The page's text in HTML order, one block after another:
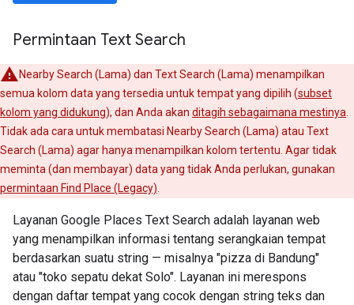
Permintaan Text Search
Nearby Search (Lama) dan Text Search (Lama) menampilkan
semua kolom data yang tersedia untuk tempat yang dipilih (subset
kolom yang didukung), dan Anda akan ditagih sebagaimana mestinya
Tidak ada cara untuk membatasi Nearby Search (Lama) atau Text
Search (Lama) agar hanya menampilkan kolom tertentu. Agar tidak
meminta (dan membayar) data yang tidak Anda perlukan, gunakan
permintaan Find Place (Legacy)
Layanan Google Places Text Search adalah layanan web
yang menampilkan informasi tentang serangkaian tempat
berdasarkan suatu string — misalnya "pizza di Bandung"
atau "toko sepatu dekat Solo". Layanan ini merespons
dengan daftar tempat yang cocok dengan string teks dan